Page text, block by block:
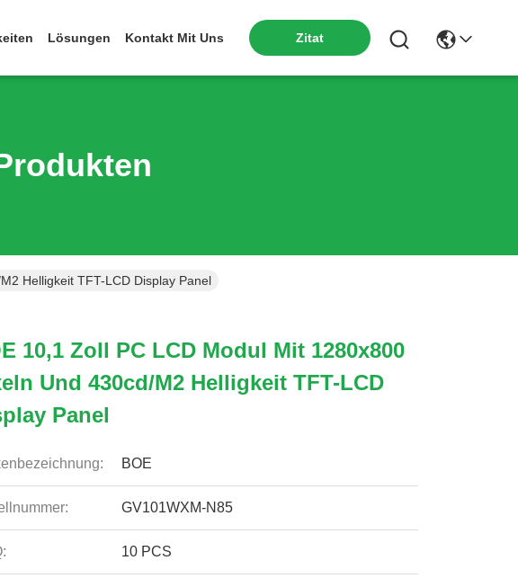
Lösungen Kontakt Mit Uns Zitat
Helligkeit TFT-LCD Display Panel
10,1 Zoll PC LCD Modul Mit 1280x800
Und 430cd/m2 Helligkeit TFT-LCD
Panel
BOE
GV101WXM-N85
10 PCS